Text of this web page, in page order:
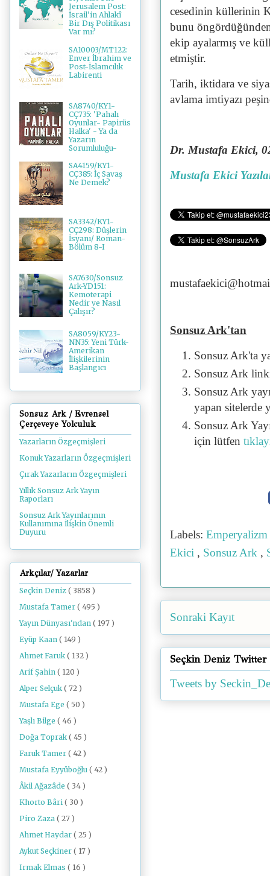
cesedinin küllerinin
bunu
ekip ayalarmış ve
etmiştir.
Tarih, iktidara ve
avlama imtiyazı
Dr. Mustafa Ekici,
Mustafa Ekici
Sonsuz Ark'tan
Sonsuz Ark'ta
Sonsuz Ark
Sonsuz Ark
yapan sitelerde
Sonsuz Ark
için lütfen
Labels: Emperyalizm
Ekici , Sonsuz Ark ,
Sonraki Kayıt
Seçkin Deniz Twitter
Tweets by
Jerusalem Post:
İsrail'in Ahlakî
Bir Dış Politikası
Var mı?
SA10003/MT122:
Enver İbrahim ve
Post-İslamcılık
Labirenti
SA8740/KY1-
CÇ735: 'Pahalı
Oyunlar- Papirüs
Halka' - Ya da
Yazarın
Sorumluluğu-
SA4159/KY1-
CÇ385: İç Savaş
Ne Demek?
SA3342/KY1-
CÇ298: Düşlerin
İsyanı/ Roman-
Bölüm 8-I
SA7630/Sonsuz
Ark-YD151:
Kemoterapi
Nedir ve Nasıl
Çalışır?
SA8059/KY23-
NN35: Yeni Türk-
Amerikan
İlişkilerinin
Başlangıcı
Sonsuz Ark / Evrensel
Çerçeveye Yolculuk
Yazarların Özgeçmişleri
Konuk Yazarların Özgeçmişleri
Çırak Yazarların Özgeçmişleri
Yıllık Sonsuz Ark Yayın
Raporları
Sonsuz Ark Yayınlarının
Kullanımına İlişkin Önemli
Duyuru
Arkçılar/ Yazarlar
Seçkin Deniz ( 3858 )
Mustafa Tamer ( 495 )
Yayın Dünyası'ndan ( 197 )
Eyüp Kaan ( 149 )
Ahmet Faruk ( 132 )
Arif Şahin ( 120 )
Alper Selçuk ( 72 )
Mustafa Ege ( 50 )
Yaşlı Bilge ( 46 )
Doğa Toprak ( 45 )
Faruk Tamer ( 42 )
Mustafa Eyyüboğlu ( 42 )
Âkil Ağazâde ( 34 )
Khorto Bâri ( 30 )
Piro Zaza ( 27 )
Ahmet Haydar ( 25 )
Aykut Seçkiner ( 17 )
Irmak Elmas ( 16 )